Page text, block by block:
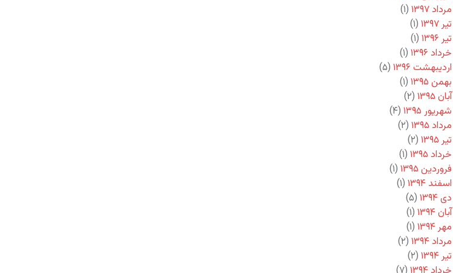
مرداد ۱۳۹۷
(۱)
تیر ۱۳۹۷
(۱)
تیر ۱۳۹۶
(۱)
خرداد ۱۳۹۶
(۱)
اردیبهشت ۱۳۹۶
(۵)
بهمن ۱۳۹۵
(۱)
آبان ۱۳۹۵
(۲)
شهریور ۱۳۹۵
(۴)
مرداد ۱۳۹۵
(۲)
تیر ۱۳۹۵
(۲)
خرداد ۱۳۹۵
(۱)
فروردین ۱۳۹۵
(۱)
اسفند ۱۳۹۴
(۱)
دی ۱۳۹۴
(۵)
آبان ۱۳۹۴
(۱)
مهر ۱۳۹۴
(۱)
مرداد ۱۳۹۴
(۲)
تیر ۱۳۹۴
(۲)